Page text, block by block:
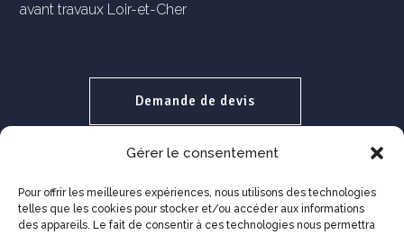
Gérer le consentement
Pour offrir les meilleures expériences, nous utilisons des technologies
telles que les cookies pour stocker et/ou accéder aux informations
des appareils. Le fait de consentir à ces technologies nous permettra
avant travaux Loir-et-Cher
Demande de devis